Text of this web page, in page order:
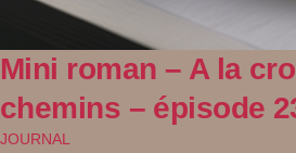
Mini roman – A la
chemins – épisode
JOURNAL